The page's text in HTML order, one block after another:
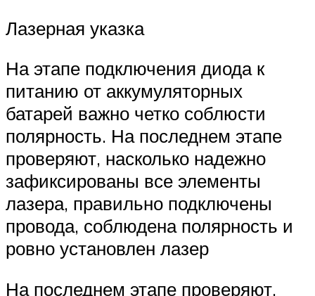
Лазерная указка
На этапе подключения диода к
питанию от аккумуляторных
батарей важно четко соблюсти
полярность. На последнем этапе
проверяют, насколько надежно
зафиксированы все элементы
лазера, правильно подключены
провода, соблюдена полярность и
ровно установлен лазер
На последнем этапе проверяют,